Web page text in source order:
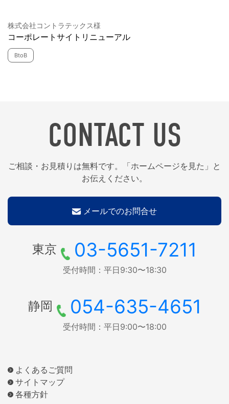
株式会社コントラテックス様
コーポレートサイトリニューアル
BtoB
CONTACT US
ご相談・お見積りは無料です。「ホームページを見た」と
お伝えください。
メールでのお問合せ
東京 03-5651-7211
受付時間：平日9:30〜18:30
静岡 054-635-4651
受付時間：平日9:00〜18:00
よくあるご質問
サイトマップ
各種方針